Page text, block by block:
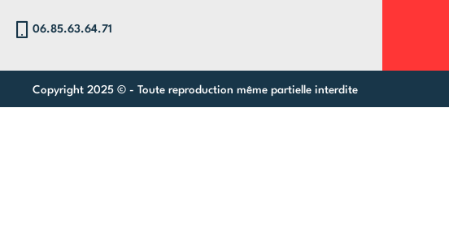
06.85.63.64.71
Copyright 2025 © - Toute reproduction même partielle interdite